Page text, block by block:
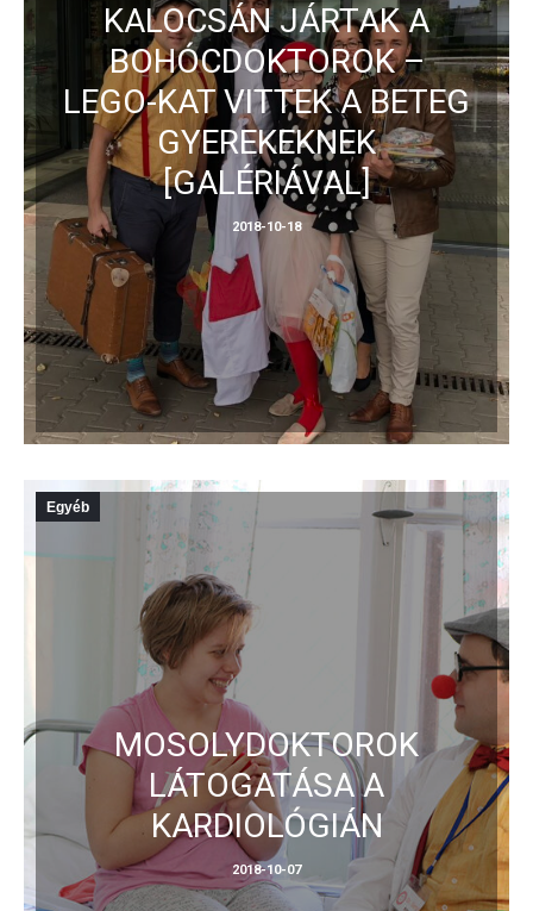
KALOCSÁN JÁRTAK A
BOHÓCDOKTOROK –
LEGO-KAT VITTEK A BETEG
GYEREKEKNEK
[GALÉRIÁVAL]
2018-10-18
Egyéb
MOSOLYDOKTOROK
LÁTOGATÁSA A
KARDIOLÓGIÁN
2018-10-07